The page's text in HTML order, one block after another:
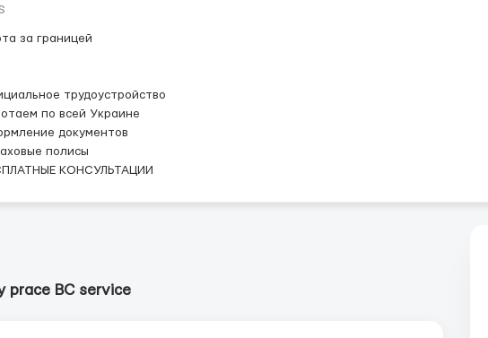
за границей
трудоустройство
по всей Украине
документов
полисы
КОНСУЛЬТАЦИИ
prace BC service